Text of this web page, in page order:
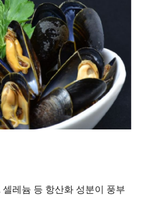
셀레늄 등 항산화 성분이 풍부